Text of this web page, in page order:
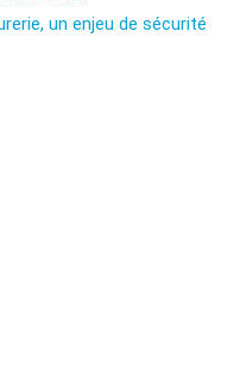
un enjeu de sécurité